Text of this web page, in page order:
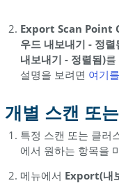
스
터
내
보
보
내
기
Export Scan Point
우드 내보내기 - 정렬
내보내기 - 정렬됨)를
설명을 보려면 여기
개별 스캔 또
특정 스캔 또는 클러
에서 원하는 항목을
메뉴에서 Export(내